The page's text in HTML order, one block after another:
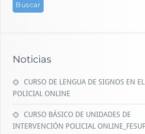
Noticias
CURSO DE LENGUA DE SIGNOS EN
POLICIAL ONLINE
CURSO BÁSICO DE UNIDADES DE
INTERVENCIÓN POLICIAL